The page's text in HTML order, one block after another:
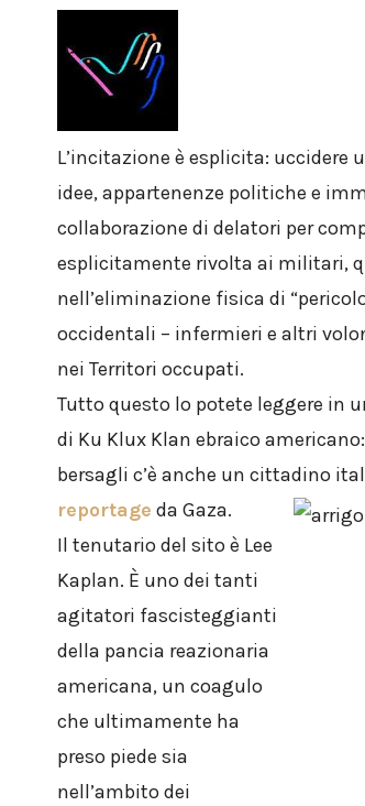
L’incitazione è esplicita: uccidere
idee, appartenenze politiche e
collaborazione di delatori per
esplicitamente rivolta ai militari,
nell’eliminazione fisica di
occidentali – infermieri e altri
nei Territori occupati.
Tutto questo lo potete leggere in
di Ku Klux Klan ebraico americano:
bersagli c’è anche un cittadino
reportage da Gaza.
Il tenutario del sito è Lee
Kaplan. È uno dei tanti
agitatori fascisteggianti
della pancia reazionaria
americana, un coagulo
che ultimamente ha
preso piede sia
nell’ambito dei